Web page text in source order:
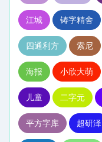
江城 铸字精舍
四通利方 索尼
海报 小欣大萌
儿童 二字元
平方字库 超研泽